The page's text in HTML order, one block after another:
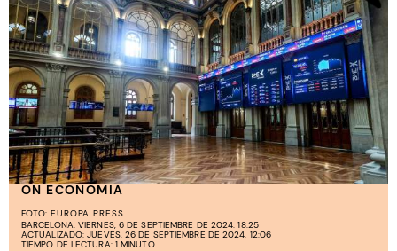
ON ECONOMIA
FOTO: EUROPA PRESS
BARCELONA. VIERNES, 6 DE SEPTIEMBRE DE 2024. 18:25
ACTUALIZADO: JUEVES, 26 DE SEPTIEMBRE DE 2024. 12:06
TIEMPO DE LECTURA: 1 MINUTO